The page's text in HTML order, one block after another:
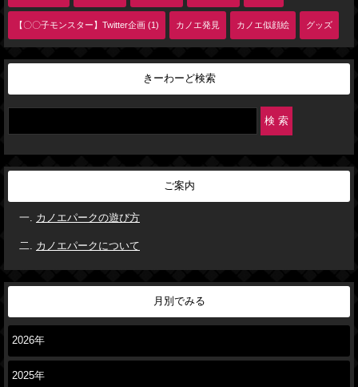
【〇〇子モンスター】Twitter企画 (1) カノエ発見 カノエ似顔絵 グッズ
きーわーど検索
ご案内
カノエパークの遊び方
カノエパークについて
月別でみる
2026年
2025年